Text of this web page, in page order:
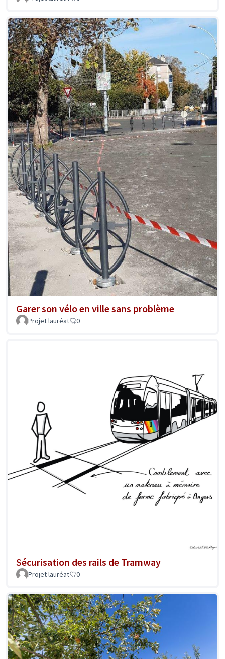
Garer son vélo en ville sans problème
Projet lauréat 0
Sécurisation des rails de Tramway
Projet lauréat 0